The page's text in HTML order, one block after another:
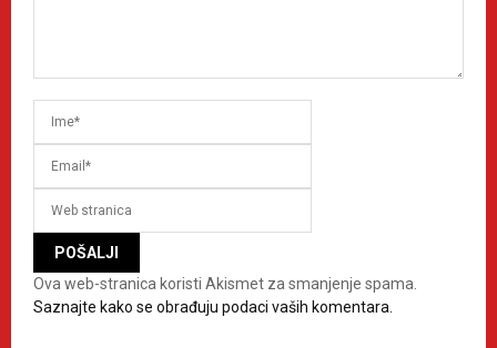
Ova web-stranica koristi Akismet za smanjenje spama.
Saznajte kako se obrađuju podaci vaših komentara.